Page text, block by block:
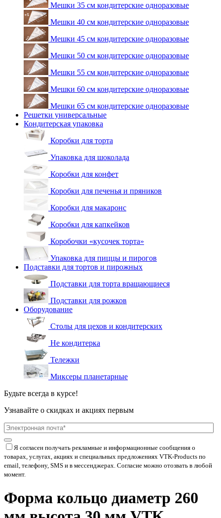
Мешки 35 см кондитерские одноразовые
Мешки 40 см кондитерские одноразовые
Мешки 45 см кондитерские одноразовые
Мешки 50 см кондитерские одноразовые
Мешки 55 см кондитерские одноразовые
Мешки 60 см кондитерские одноразовые
Мешки 65 см кондитерские одноразовые
Решетки универсальные
Кондитерская упаковка
Коробки для торта
Упаковка для шоколада
Коробки для конфет
Коробки для печенья и пряников
Коробки для макаронс
Коробки для капкейков
Коробочки «кусочек торта»
Упаковка для пиццы и пирогов
Подставки для тортов и пирожных
Подставки для торта вращающиеся
Подставки для рожков
Оборудование
Столы для цехов и кондитерских
Не кондитерка
Тележки
Миксеры планетарные
Будьте всегда в курсе!
Узнавайте о скидках и акциях первым
Я согласен получать рекламные и информационные сообщения о
товарах, услугах, акциях и специальных предложениях VTK-Products по
email, телефону, SMS и в мессенджерах. Согласие можно отозвать в любой
момент.
Форма кольцо диаметр 260